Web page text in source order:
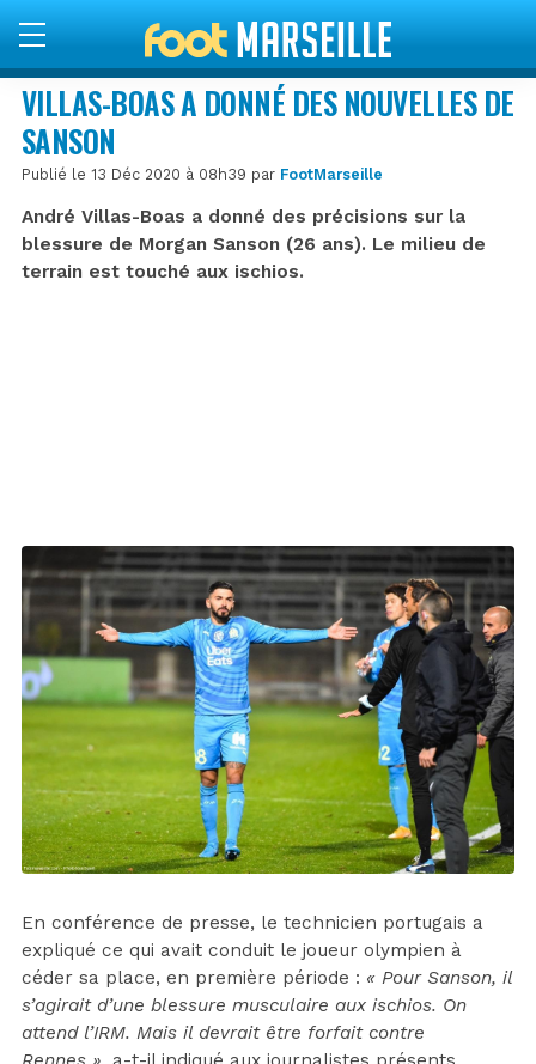
VILLAS-BOAS A DONNÉ DES NOUVELLES DE
SANSON
Publié le 13 Déc 2020 à 08h39 par FootMarseille
André Villas-Boas a donné des précisions sur la
blessure de Morgan Sanson (26 ans). Le milieu de
terrain est touché aux ischios.
En conférence de presse, le technicien portugais a
expliqué ce qui avait conduit le joueur olympien à
céder sa place, en première période : « Pour Sanson, il
s’agirait d’une blessure musculaire aux ischios. On
attend l’IRM. Mais il devrait être forfait contre